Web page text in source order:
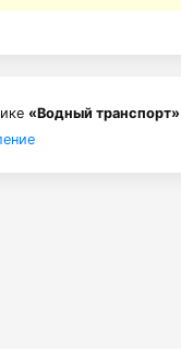
«Водный транспорт»